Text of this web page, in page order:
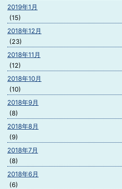
2019年1月
(15)
2018年12月
(23)
2018年11月
(12)
2018年10月
(10)
2018年9月
(8)
2018年8月
(9)
2018年7月
(8)
2018年6月
(6)